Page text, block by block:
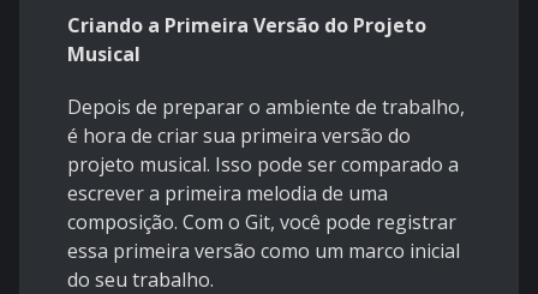
Criando a Primeira Versão do Projeto
Musical
Depois de preparar o ambiente de trabalho,
é hora de criar sua primeira versão do
projeto musical. Isso pode ser comparado a
escrever a primeira melodia de uma
composição. Com o Git, você pode registrar
essa primeira versão como um marco inicial
do seu trabalho.